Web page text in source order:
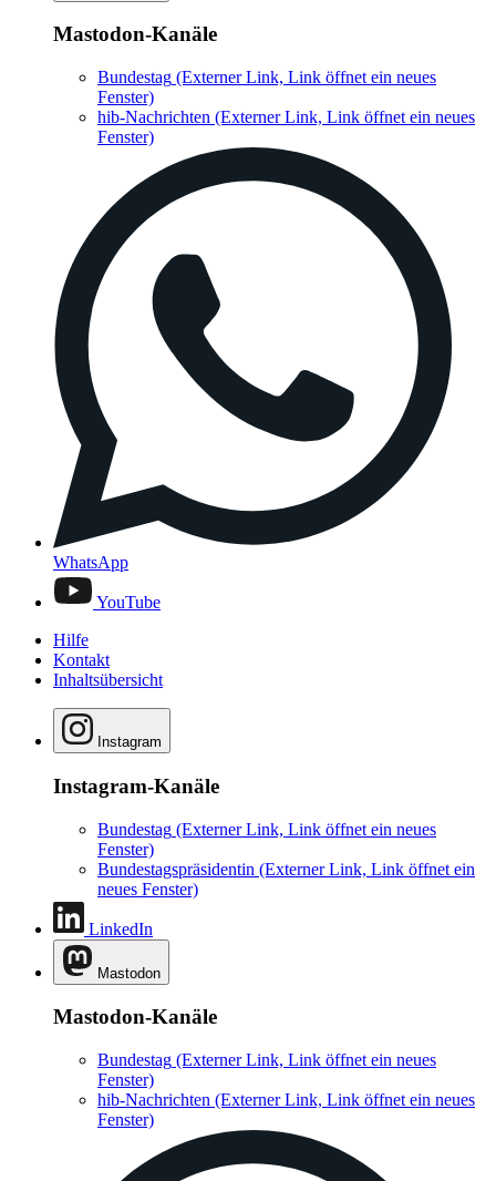
Mastodon-Kanäle
Bundestag (Externer Link, Link öffnet ein neues
Fenster)
hib-Nachrichten (Externer Link, Link öffnet ein neues
Fenster)
WhatsApp
YouTube
Hilfe
Kontakt
Inhaltsübersicht
Instagram
Instagram-Kanäle
Bundestag (Externer Link, Link öffnet ein neues
Fenster)
Bundestagspräsidentin (Externer Link, Link öffnet ein
neues Fenster)
LinkedIn
Mastodon
Mastodon-Kanäle
Bundestag (Externer Link, Link öffnet ein neues
Fenster)
hib-Nachrichten (Externer Link, Link öffnet ein neues
Fenster)